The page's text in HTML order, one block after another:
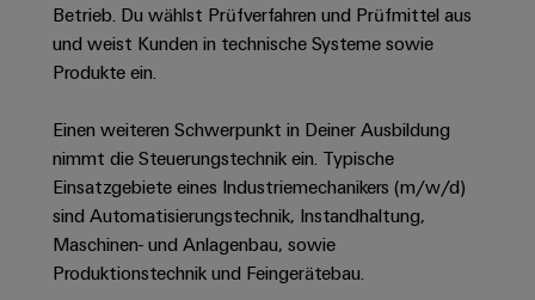
Gerätehersteller
Innovative
Geräte
Konventionelle
Energieerzeugung
Zukunftssicherheit
für
bewährte
Solutions
und
Lösungen
Dezentrale
Automatisierung
Messumformer
Stromversorgungen
Blitz-
und
Überspannungsschutz
PV
Support
Technischer
Umweltbezogene
Produktkonformität
Engineering
Daten
Presse
Unternehmensmeldungen
Fachpressemeldungen
Pressekontakt
Unsere
Erfolgreiche
Karrierewege
Offene
Ausbildungs-
und
Studienplätze
Betrieb. Du wählst Prüfverfahren und Prüfmittel aus
und weist Kunden in technische Systeme sowie
Produkte ein.
Einen weiteren Schwerpunkt in Deiner Ausbildung
nimmt die Steuerungstechnik ein. Typische
Einsatzgebiete eines Industriemechanikers (m/w/d)
sind Automatisierungstechnik, Instandhaltung,
Maschinen- und Anlagenbau, sowie
Produktionstechnik und Feingerätebau.